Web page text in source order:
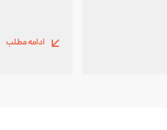
ادامه مطلب